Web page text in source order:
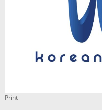
Print